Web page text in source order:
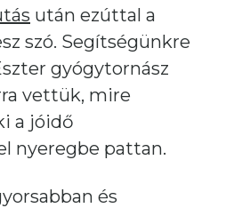
után ezúttal a
szó. Segítségünkre
gyógytornász
vettük, mire
a jóidő
nyeregbe pattan.
és